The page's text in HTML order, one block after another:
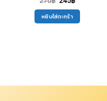
was:
270฿.
is:
หยิบใส่ตะกร้า